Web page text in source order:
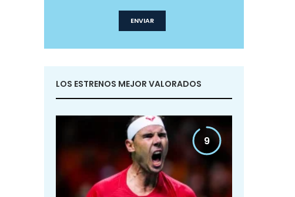
LOS ESTRENOS MEJOR VALORADOS
9